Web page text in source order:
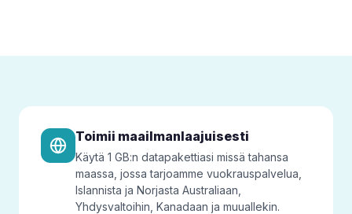
Toimii maailmanlaajuisesti
Käytä 1 GB:n datapakettiasi missä tahansa
maassa, jossa tarjoamme vuokrauspalvelua,
Islannista ja Norjasta Australiaan,
Yhdysvaltoihin, Kanadaan ja muuallekin.